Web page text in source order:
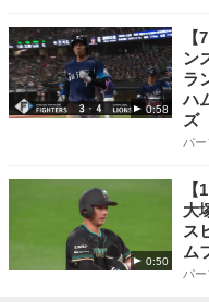
0:58
ン
ラ
ハ
ズ
パ
0:50
大
ス
ム
パ